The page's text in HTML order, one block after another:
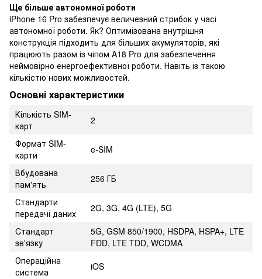
Ще більше автономної роботи
iPhone 16 Pro забезпечує величезний стрибок у часі
автономної роботи. Як? Оптимізована внутрішня
конструкція підходить для більших акумуляторів, які
працюють разом із чіпом A18 Pro для забезпечення
неймовірно енергоефективної роботи. Навіть із такою
кількістю нових можливостей.
Основні характеристики
Кількість SIM-
карт
2
Формат SIM-
карти
e-SIM
Вбудована
пам'ять
256 ГБ
Стандарти
передачі даних
2G, 3G, 4G (LTE), 5G
Cтандарт
зв'язку
5G, GSM 850/1900, HSDPA, HSPA+, LTE
FDD, LTE TDD, WCDMA
Операційна
система
iOS